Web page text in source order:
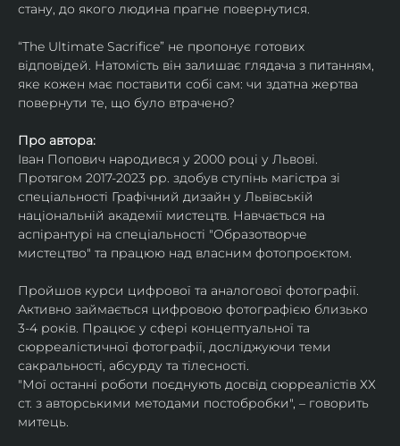
стану, до якого людина прагне повернутися.
“The Ultimate Sacrifice” не пропонує готових
відповідей. Натомість він залишає глядача з питанням,
яке кожен має поставити собі сам: чи здатна жертва
повернути те, що було втрачено?
Про автора:
Іван Попович народився у 2000 році у Львові.
Протягом 2017-2023 рр. здобув ступінь магістра зі
спеціальності Графічний дизайн у Львівській
національній академії мистецтв. Навчається на
аспірантурі на спеціальності "Образотворче
мистецтво" та працюю над власним фотопроєктом.
Пройшов курси цифрової та аналогової фотографії.
Активно займається цифровою фотографією близько
3-4 років. Працює у сфері концептуальної та
сюрреалістичної фотографії, досліджуючи теми
сакральності, абсурду та тілесності.
"Мої останні роботи поєднують досвід сюрреалістів ХХ
ст. з авторськими методами постобробки", – говорить
митець.